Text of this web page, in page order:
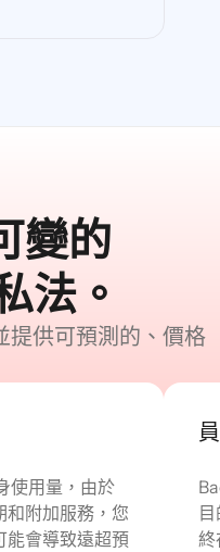
變的
法。
提供可預測的、價格
使用量，由於
和附加服務，您
能會導致遠超預
終